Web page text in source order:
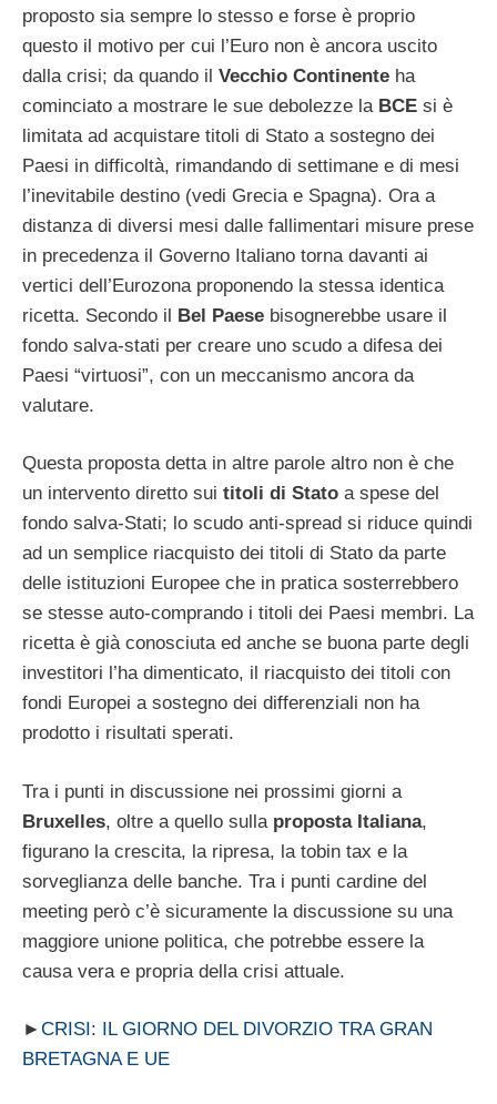
proposto sia sempre lo stesso e forse è proprio
questo il motivo per cui l’Euro non è ancora uscito
dalla crisi; da quando il Vecchio Continente ha
cominciato a mostrare le sue debolezze la BCE si è
limitata ad acquistare titoli di Stato a sostegno dei
Paesi in difficoltà, rimandando di settimane e di mesi
l’inevitabile destino (vedi Grecia e Spagna). Ora a
distanza di diversi mesi dalle fallimentari misure prese
in precedenza il Governo Italiano torna davanti ai
vertici dell’Eurozona proponendo la stessa identica
ricetta. Secondo il Bel Paese bisognerebbe usare il
fondo salva-stati per creare uno scudo a difesa dei
Paesi “virtuosi”, con un meccanismo ancora da
valutare.
Questa proposta detta in altre parole altro non è che
un intervento diretto sui titoli di Stato a spese del
fondo salva-Stati; lo scudo anti-spread si riduce quindi
ad un semplice riacquisto dei titoli di Stato da parte
delle istituzioni Europee che in pratica sosterrebbero
se stesse auto-comprando i titoli dei Paesi membri. La
ricetta è già conosciuta ed anche se buona parte degli
investitori l’ha dimenticato, il riacquisto dei titoli con
fondi Europei a sostegno dei differenziali non ha
prodotto i risultati sperati.
Tra i punti in discussione nei prossimi giorni a
Bruxelles, oltre a quello sulla proposta Italiana,
figurano la crescita, la ripresa, la tobin tax e la
sorveglianza delle banche. Tra i punti cardine del
meeting però c’è sicuramente la discussione su una
maggiore unione politica, che potrebbe essere la
causa vera e propria della crisi attuale.
► CRISI: IL GIORNO DEL DIVORZIO TRA GRAN
BRETAGNA E UE